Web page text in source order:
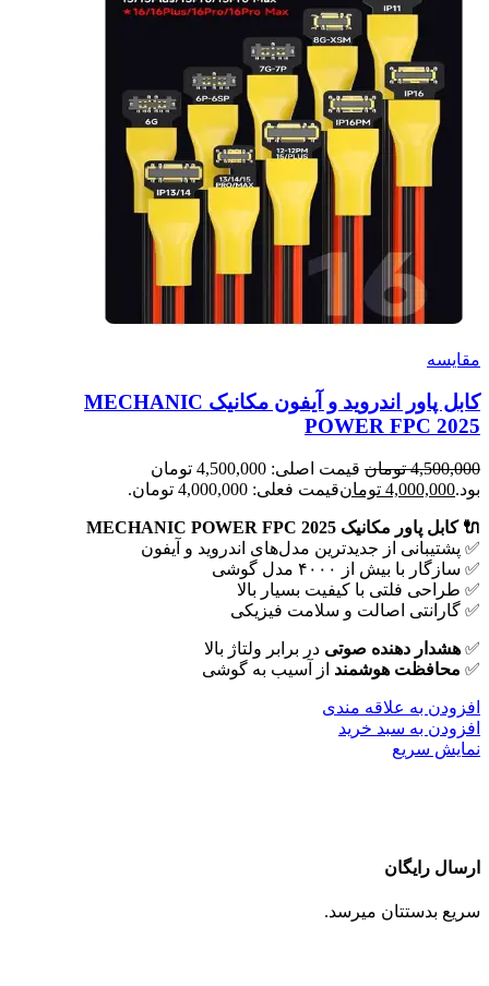
مقايسه
کابل پاور اندروید و آیفون مکانیک MECHANIC
POWER FPC 2025
4,500,000 تومان
قیمت اصلی: 4,500,000 تومان
بود.4,000,000 تومانقیمت فعلی: 4,000,000 تومان.
🔌 کابل پاور مکانیک MECHANIC POWER FPC 2025
✅ پشتیبانی از جدیدترین مدل‌های اندروید و آیفون
✅ سازگار با بیش از ۴۰۰۰ مدل گوشی
✅ طراحی فلتی با کیفیت بسیار بالا
✅ گارانتی اصالت و سلامت فیزیکی
✅ هشدار دهنده صوتی در برابر ولتاژ بالا
✅ محافظت هوشمند از آسیب به گوشی
افزودن به علاقه مندی
افزودن به سبد خرید
نمایش سریع
ارسال رایگان
سریع بدستتان میرسد.